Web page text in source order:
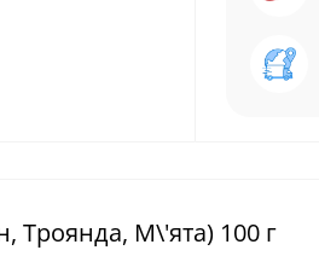
Троянда, М\'ята) 100 г